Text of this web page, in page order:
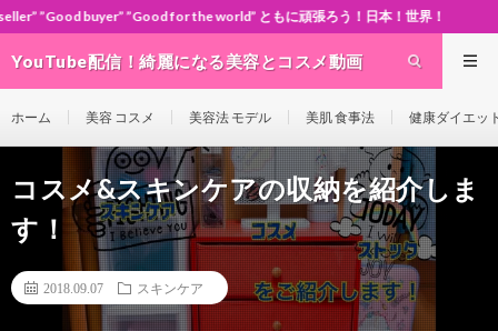
”Good for the world” ともに頑張ろう！日本！世界！
YouTube配信！綺麗になる美容とコスメ動画
ホーム 美容 コスメ 美容法 モデル 美肌 食事法 健康ダイエッ
コスメ&スキンケアの収納を紹介しま
す！
2018.09.07 スキンケア